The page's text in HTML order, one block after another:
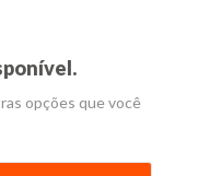
opções que você